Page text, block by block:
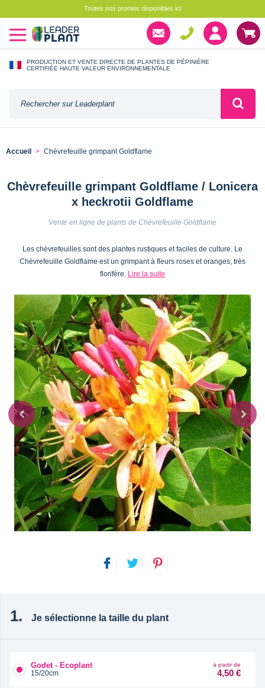
Toutes nos promos disponibles ici
PRODUCTION ET VENTE DIRECTE DE PLANTES DE PÉPINIÈRE
CERTIFIÉE HAUTE VALEUR ENVIRONNEMENTALE
Accueil Chèvrefeuille grimpant Goldflame
Chèvrefeuille grimpant Goldflame / Lonicera
x heckrotii Goldflame
Vente en ligne de plants de Chèvrefeuille Goldflame
Les chèvrefeuilles sont des plantes rustiques et faciles de culture. Le
Chèvrefeuille Goldflame est un grimpant à fleurs roses et oranges, très
florifère. Lire la suite
Je sélectionne la taille du plant
Godet - Ecoplant
15/20cm
à partir de
4,50 €